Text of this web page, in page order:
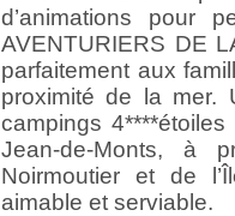
d’animations pour
AVENTURIERS DE
parfaitement aux
proximité de la mer.
campings
Jean-de-Monts, à
Noirmoutier et de
aimable et serviable.